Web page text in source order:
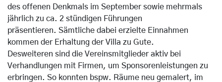
des offenen Denkmals im September sowie mehrmals
jährlich zu ca. 2 stündigen Führungen
präsentieren. Sämtliche dabei erzielte Einnahmen
kommen der Erhaltung der Villa zu Gute.
Desweiteren sind die Vereinsmitglieder aktiv bei
Verhandlungen mit Firmen, um Sponsorenleistungen zu
erbringen. So konnten bspw. Räume neu gemalert, im